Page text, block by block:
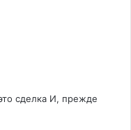
сделка И, прежде